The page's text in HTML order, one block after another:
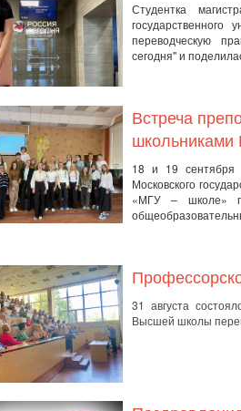
Студентка
переводческую
сегодня" и
Встреча
школьниками
18 и 19 сентября
Московского
«МГУ – школе»
31 августа
Высшей школы